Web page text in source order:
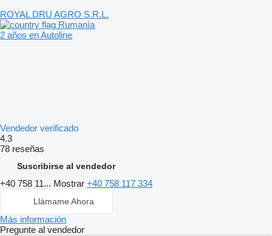
ROYAL DRU AGRO S.R.L.
Rumanía
2 años en Autoline
Vendedor verificado
4.3
78 reseñas
Suscribirse al vendedor
+40 758 11... Mostrar +40 758 117 334
Llámame Ahora
Más información
Pregunte al vendedor